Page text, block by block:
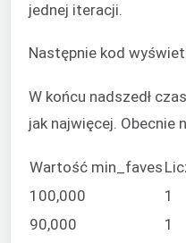
jednej iteracji.
Następnie kod
W końcu nadszedł
jak najwięcej.
Wartość min_faves
100,000
1
90,000
1